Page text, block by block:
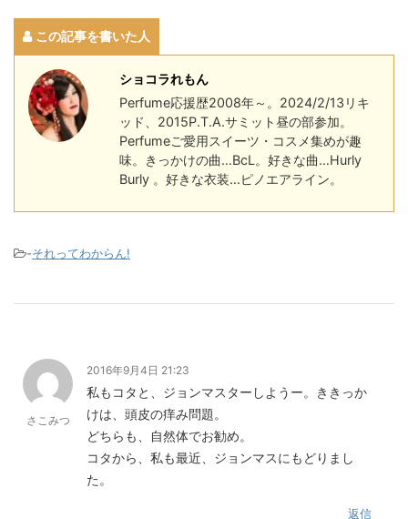
この記事を書いた人
ショコラれもん
Perfume応援歴2008年～。2024/2/13リキ
ッド、2015P.T.A.サミット昼の部参加。
Perfumeご愛用スイーツ・コスメ集めが趣
味。きっかけの曲…BcL。好きな曲…Hurly
Burly 。好きな衣装…ピノエアライン。
-それってわからん!
さこみつ
2016年9月4日 21:23
私もコタと、ジョンマスターしようー。ききっか
けは、頭皮の痒み問題。
どちらも、自然体でお勧め。
コタから、私も最近、ジョンマスにもどりまし
た。
返信